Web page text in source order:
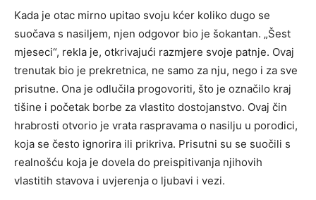
Kada je otac mirno upitao svoju kćer koliko dugo se
suočava s nasiljem, njen odgovor bio je šokantan. „Šest
mjeseci“, rekla je, otkrivajući razmjere svoje patnje. Ovaj
trenutak bio je prekretnica, ne samo za nju, nego i za sve
prisutne. Ona je odlučila progovoriti, što je označilo kraj
tišine i početak borbe za vlastito dostojanstvo. Ovaj čin
hrabrosti otvorio je vrata raspravama o nasilju u porodici,
koja se često ignorira ili prikriva. Prisutni su se suočili s
realnošću koja je dovela do preispitivanja njihovih
vlastitih stavova i uvjerenja o ljubavi i vezi.